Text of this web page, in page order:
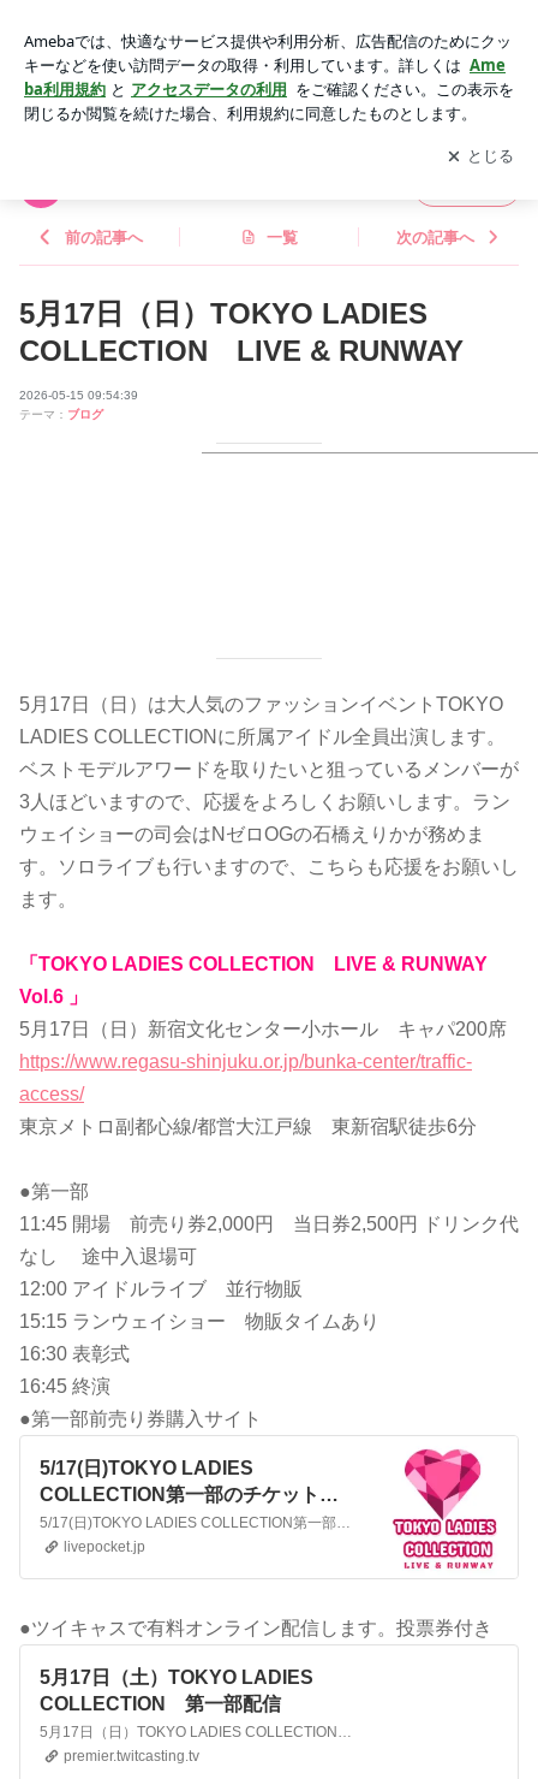
WAY | Nゼロオフィシャルブログ
アプリをダウンロードして ブログの更新通知
を受け取りまし
ょう。
開く
前の記事へ 一覧 次の記事へ
5月17日（日）TOKYO LADIES
COLLECTION LIVE & RUNWAY
2026-05-15 09:54:39
テーマ： ブログ
5月17日（日）は大人気のファッションイベントTOKYO
LADIES COLLECTIONに所属アイドル全員出演します。
ベストモデルアワードを取りたいと狙っているメンバーが
3人ほどいますので、応援をよろしくお願いします。ラン
ウェイショーの司会はNゼロOGの石橋えりかが務めま
す。ソロライブも行いますので、こちらも応援をお願いし
ます。
「TOKYO LADIES COLLECTION LIVE & RUNWAY
Vol.6 」
5月17日（日）新宿文化センター小ホール キャパ200席
https://www.regasu-shinjuku.or.jp/bunka-center/traffic-
access/
東京メトロ副都心線/都営大江戸線 東新宿駅徒歩6分
●第一部
11:45 開場 前売り券2,000円 当日券2,500円 ドリンク代
なし 途中入退場可
12:00 アイドルライブ 並行物販
15:15 ランウェイショー 物販タイムあり
16:30 表彰式
16:45 終演
●第一部前売り券購入サイト
5/17(日)TOKYO LADIES
COLLECTION第一部のチケット情
報｜ライブポケット
5/17(日)TOKYO LADIES COLLECTION第一部のチケット情報・予約・購入はライブポケットで。|2026年5月17日(日)：新宿文化センター小ホール(東京都)：
livepocket.jp
●ツイキャスで有料オンライン配信します。投票券付き
5月17日（土）TOKYO LADIES
COLLECTION 第一部配信
5月17日（日）TOKYO LADIES COLLECTION LIVE & RUNWAY 第一部の模様のライブ配信です。 投票で、ベストモデルアワードを決定します。 【投票の方法】 終了後、投票フォームをツイキャスの一斉メールでご連絡します。casma@twitcasting.tvから送信されますので、受信..
premier.twitcasting.tv